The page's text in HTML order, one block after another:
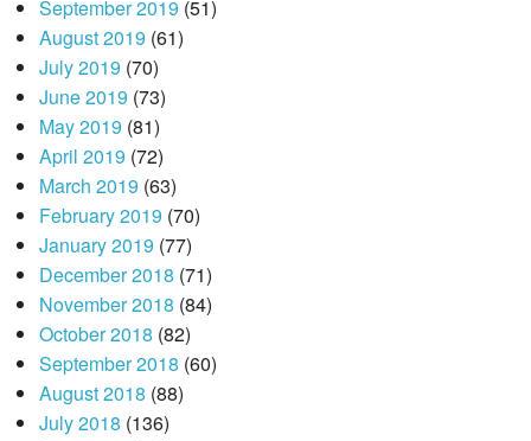
September 2019 (51)
August 2019 (61)
July 2019 (70)
June 2019 (73)
May 2019 (81)
April 2019 (72)
March 2019 (63)
February 2019 (70)
January 2019 (77)
December 2018 (71)
November 2018 (84)
October 2018 (82)
September 2018 (60)
August 2018 (88)
July 2018 (136)